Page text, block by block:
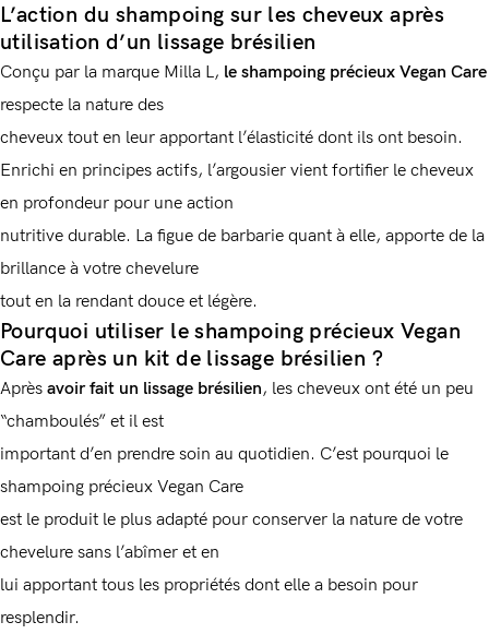
L’action du shampoing sur les cheveux après
utilisation d’un lissage brésilien
Conçu par la marque Milla L, le shampoing précieux Vegan Care
respecte la nature des
cheveux tout en leur apportant l’élasticité dont ils ont besoin.
Enrichi en principes actifs, l’argousier vient fortifier le cheveux
en profondeur pour une action
nutritive durable. La figue de barbarie quant à elle, apporte de la
brillance à votre chevelure
tout en la rendant douce et légère.
Pourquoi utiliser le shampoing précieux Vegan
Care après un kit de lissage brésilien ?
Après avoir fait un lissage brésilien, les cheveux ont été un peu
“chamboulés” et il est
important d’en prendre soin au quotidien. C’est pourquoi le
shampoing précieux Vegan Care
est le produit le plus adapté pour conserver la nature de votre
chevelure sans l’abîmer et en
lui apportant tous les propriétés dont elle a besoin pour
resplendir.